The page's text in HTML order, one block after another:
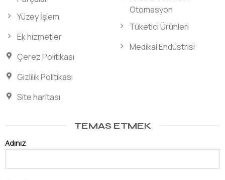
Yüzey İşlem
Ek hizmetler
Çerez Politikası
Gizlilik Politikası
Site haritası
Otomasyon
Tüketici Ürünleri
Medikal Endüstrisi
TEMAS ETMEK
Adınız